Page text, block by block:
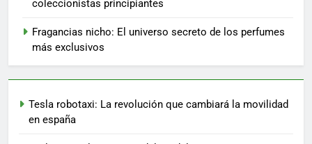
coleccionistas principiantes
Fragancias nicho: El universo secreto de los perfumes
más exclusivos
Tesla robotaxi: La revolución que cambiará la movilidad
en españa